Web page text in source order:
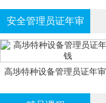
安全管理员证年审
高埗特种设备管理员证年